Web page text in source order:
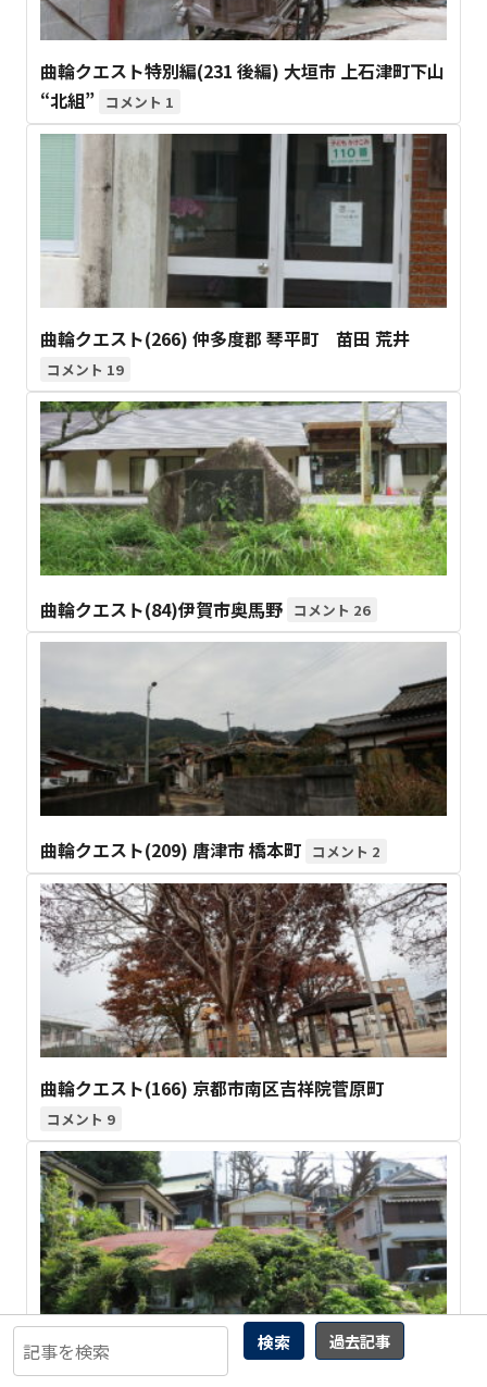
検索 過去記事
曲輪クエスト特別編(231 後編) 大垣市 上石津町下山
“北組”
1
曲輪クエスト(266) 仲多度郡 琴平町 苗田 荒井
19
曲輪クエスト(84)伊賀市奥馬野 26
曲輪クエスト(209) 唐津市 橋本町 2
曲輪クエスト(166) 京都市南区吉祥院菅原町
9
曲輪クエスト(141)足柄下郡湯河原町 吉浜千歳ヶ丘